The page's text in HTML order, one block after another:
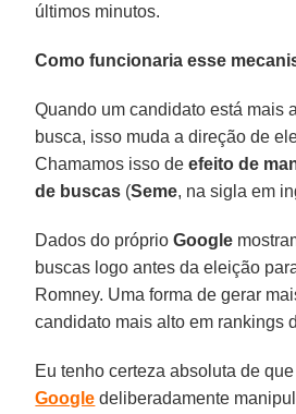
últimos minutos.
Como funcionaria esse
Quando um candidato está mais
busca, isso muda a direção de
Chamamos isso deefeito de
de buscas (Seme, na sigla em
Dados do próprioGoogle
buscas logo antes da eleição
Romney. Uma forma de gerar
candidato mais alto em rankings
Eu tenho certeza absoluta de
Google deliberadamente